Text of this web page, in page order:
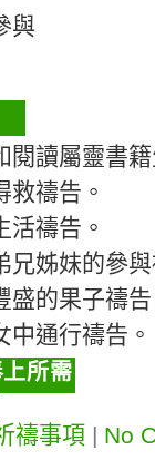
與
閱讀屬靈書
救禱告。
活禱告。
兄姊妹的參
盛的果子禱
中通行禱告。
所需
禱事項 | No